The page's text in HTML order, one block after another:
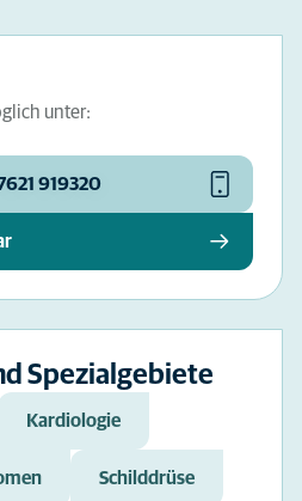
unter:
919320
Spezialgebiete
Kardiologie
Schilddrüse